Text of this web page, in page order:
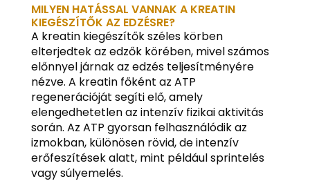
MILYEN HATÁSSAL VANNAK A KREATIN
KIEGÉSZÍTŐK AZ EDZÉSRE?
A kreatin kiegészítők széles körben
elterjedtek az edzők körében, mivel számos
előnnyel járnak az edzés teljesítményére
nézve. A kreatin főként az ATP
regenerációját segíti elő, amely
elengedhetetlen az intenzív fizikai aktivitás
során. Az ATP gyorsan felhasználódik az
izmokban, különösen rövid, de intenzív
erőfeszítések alatt, mint például sprintelés
vagy súlyemelés.